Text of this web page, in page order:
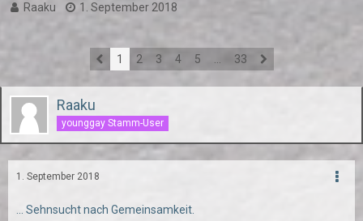
Raaku 1. September 2018
1 2 3 4 5 33
Raaku
younggay Stamm-User
1. September 2018
... Sehnsucht nach Gemeinsamkeit.